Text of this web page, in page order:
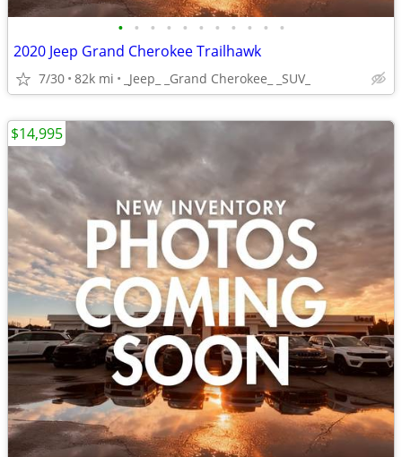
• • • • • • • • • • •
2020 Jeep Grand Cherokee Trailhawk
7/30 82k mi _Jeep_ _Grand Cherokee_ _SUV_
$14,995